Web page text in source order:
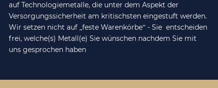
auf Technologiemetalle, die unter dem Aspekt der
Versorgungssicherheit am kritischsten eingestuft werden.
Wir setzen nicht auf „feste Warenkörbe“ - Sie entscheiden
frei, welche(s) Metall(e) Sie wünschen nachdem Sie mit
uns gesprochen haben